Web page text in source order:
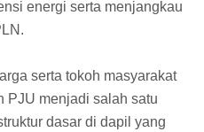
energi serta menjangkau
serta tokoh masyarakat
PJU menjadi salah satu
dasar di dapil yang